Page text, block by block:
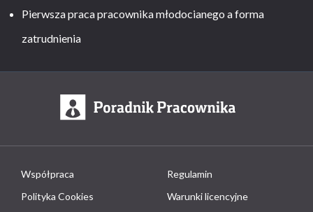
Pierwsza praca pracownika młodocianego a forma
zatrudnienia
Współpraca
Regulamin
Polityka Cookies
Warunki licencyjne